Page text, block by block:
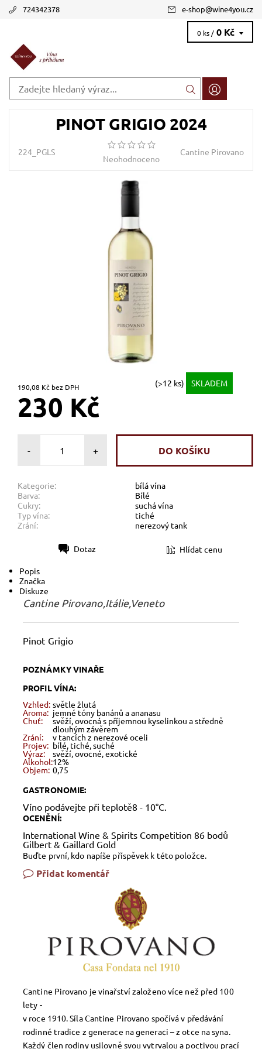
724342378 e-shop@wine4you.cz
0 ks / 0 Kč
PINOT GRIGIO 2024
224_PGLS
Neohodnoceno
Cantine Pirovano
190,08 Kč bez DPH (>12 ks) SKLADEM
230 Kč
- +
Kategorie:
bílá vína
Barva:
Bílé
Cukry:
suchá vína
Typ vína:
tiché
Zrání:
nerezový tank
Dotaz Hlídat cenu
Popis
Značka
Diskuze
Cantine Pirovano,Itálie,Veneto
Pinot Grigio
POZNÁMKY VINAŘE
PROFIL VÍNA:
Vzhled: světle žlutá
Aroma: jemné tóny banánů a ananasu
Chuť: svěží, ovocná s příjemnou kyselinkou a středně
dlouhým závěrem
Zrání: v tancích z nerezové oceli
Projev: bílé, tiché, suché
Výraz: svěží, ovocné, exotické
Alkohol:12%
Objem: 0,75
GASTRONOMIE:
Víno podávejte při teplotě8 - 10°C.
OCENĚNÍ:
International Wine & Spirits Competition 86 bodů
Gilbert & Gaillard Gold
Buďte první, kdo napíše příspěvek k této položce.
Přidat komentář
Cantine Pirovano je vinařství založeno více než před 100
lety -
v roce 1910. Síla Cantine Pirovano spočívá v předávání
rodinné tradice z generace na generaci – z otce na syna.
Každý člen rodiny usilovně svou vytrvalou a poctivou prací